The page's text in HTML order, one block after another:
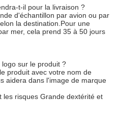
t-il pour la livraison ?
d'échantillon par avion ou par
la destination.Pour une
mer, cela prend 35 à 50 jours
sur le produit ?
produit avec votre nom de
aidera dans l'image de marque
les risques Grande dextérité et